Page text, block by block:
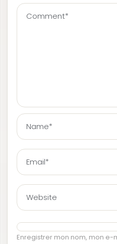
Enregistrer mon nom, mon e-